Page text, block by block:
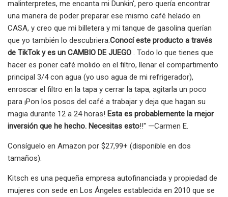
malinterpretes, me encanta mi Dunkin', pero quería encontrar
una manera de poder preparar ese mismo café helado en
CASA, y creo que mi billetera y mi tanque de gasolina querían
que yo también lo descubriera.Conocí este producto a través
de TikTok y es un CAMBIO DE JUEGO . Todo lo que tienes que
hacer es poner café molido en el filtro, llenar el compartimento
principal 3/4 con agua (yo uso agua de mi refrigerador),
enroscar el filtro en la tapa y cerrar la tapa, agitarla un poco
para ¡Pon los posos del café a trabajar y deja que hagan su
magia durante 12 a 24 horas! Esta es probablemente la mejor
inversión que he hecho. Necesitas esto!!" —Carmen E.
Consíguelo en Amazon por $27,99+ (disponible en dos
tamaños).
Kitsch es una pequeña empresa autofinanciada y propiedad de
mujeres con sede en Los Ángeles establecida en 2010 que se